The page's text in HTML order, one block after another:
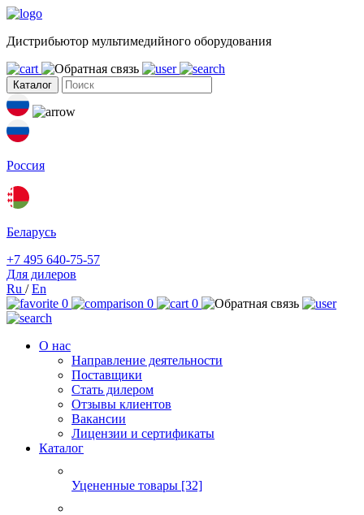
Дистрибьютор мультимедийного оборудования
Каталог
Россия
Беларусь
+7 495 640-75-57
Для дилеров
Ru /En
0
0 0
О нас
Направление деятельности
Поставщики
Стать дилером
Отзывы клиентов
Вакансии
Лицензии и сертификаты
Каталог
Уцененные товары [32]